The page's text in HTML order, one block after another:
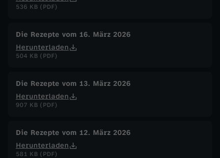
536 KB (PDF)
Die Rezepte vom 16. März 2026
Herunterladen
504 KB (PDF)
Die Rezepte vom 13. März 2026
Herunterladen
907 KB (PDF)
Die Rezepte vom 12. März 2026
Herunterladen
581 KB (PDF)